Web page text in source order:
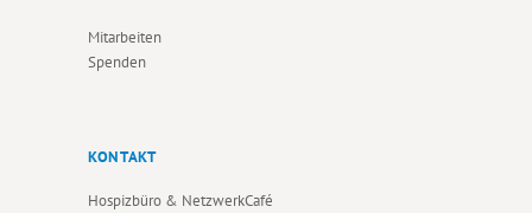
Mitarbeiten
Spenden
KONTAKT
Hospizbüro & NetzwerkCafé